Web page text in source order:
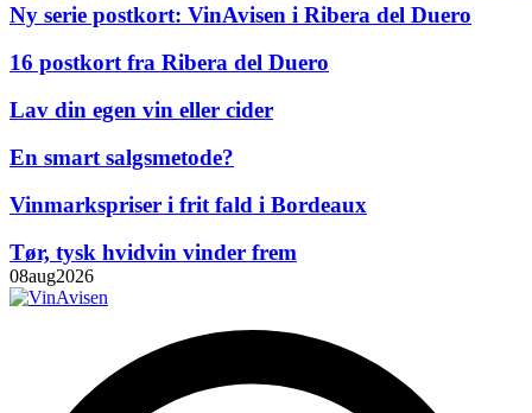
Ny serie postkort: VinAvisen i Ribera del Duero
16 postkort fra Ribera del Duero
Lav din egen vin eller cider
En smart salgsmetode?
Vinmarkspriser i frit fald i Bordeaux
Tør, tysk hvidvin vinder frem
08aug2026